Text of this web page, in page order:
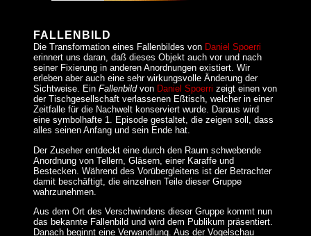
FALLENBILD
Die Transformation eines Fallenbildes von Daniel Spoerri
erinnert uns daran, daß dieses Objekt auch vor und nach
seiner Fixierung in anderen Anordnungen existiert. Wir
erleben aber auch eine sehr wirkungsvolle Änderung der
Sichtweise. Ein Fallenbildvon Daniel Spoerri zeigt einen von
der Tischgesellschaft verlassenen Eßtisch, welcher in einer
Zeitfalle für die Nachwelt konserviert wurde. Daraus wird
eine symbolhafte 1. Episode gestaltet, die zeigen soll, dass
alles seinen Anfang und sein Ende hat.
Der Zuseher entdeckt eine durch den Raum schwebende
Anordnung von Tellern, Gläsern, einer Karaffe und
Bestecken. Während des Vorübergleitens ist der Betrachter
damit beschäftigt, die einzelnen Teile dieser Gruppe
wahrzunehmen.
Aus dem Ort des Verschwindens dieser Gruppe kommt nun
das bekannte Fallenbild und wird dem Publikum präsentiert.
Danach beginnt eine Verwandlung. Aus der Vogelschau